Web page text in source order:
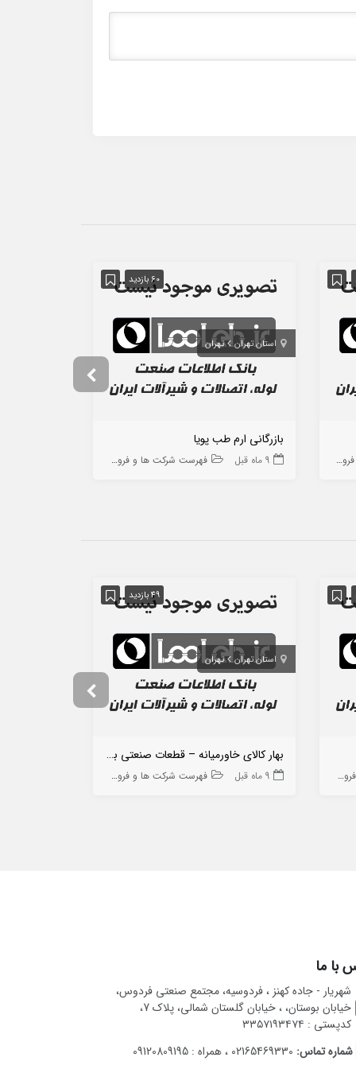
ها
60 بازدید
استان تهران تهران
بازرگانی ارم طب پویا
9 ماه قبل فهرست شرکت ها و فروشگاه ها
ها
49 بازدید
استان تهران تهران
بهار کالای خاورمیانه – قطعات صنعتی بندیکس
9 ماه قبل فهرست شرکت ها و فروشگاه ها
با ما
شهریار - جاده کهنز ، فردوسیه، مجتمع صنعتی فردوس،
خیابان بوستان، ، خیابان گلستان شمالی، پلاک 7،
کدپستی : ۳۳۵۷۱۹۳۴۷۴
شماره تماس: 02165469330 ، همراه : 09120809195